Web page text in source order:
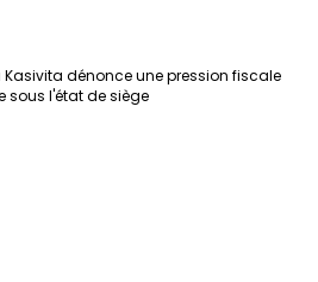
Kasivita dénonce une pression fiscale
sous l'état de siège